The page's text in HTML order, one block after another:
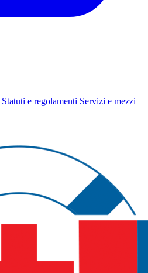
Statuti e regolamenti Servizi e mezzi